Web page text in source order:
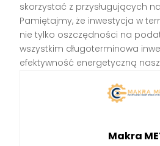
skorzystać z przysługujących
Pamiętajmy, że inwestycja w
nie tylko oszczędności na
wszystkim długoterminowa
efektywność energetyczną
Makra